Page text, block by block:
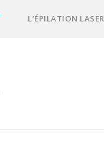
L’ÉPILATION LASER